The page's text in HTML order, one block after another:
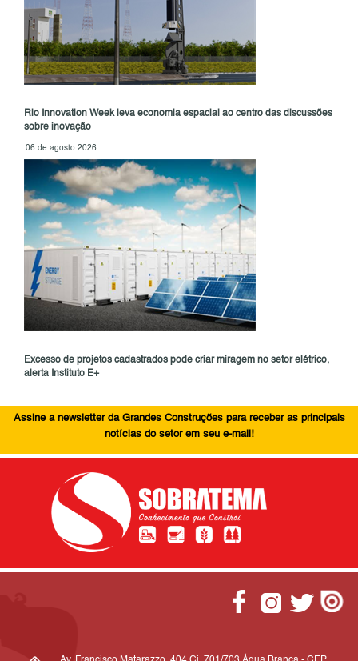
Rio Innovation Week leva economia espacial ao centro das discussões
sobre inovação
06 de agosto 2026
Excesso de projetos cadastrados pode criar miragem no setor elétrico,
alerta Instituto E+
Assine a newsletter da Grandes Construções para receber as principais
notícias do setor em seu e-mail!